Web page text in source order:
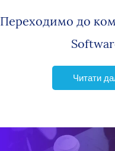
Переходимо до
Читати